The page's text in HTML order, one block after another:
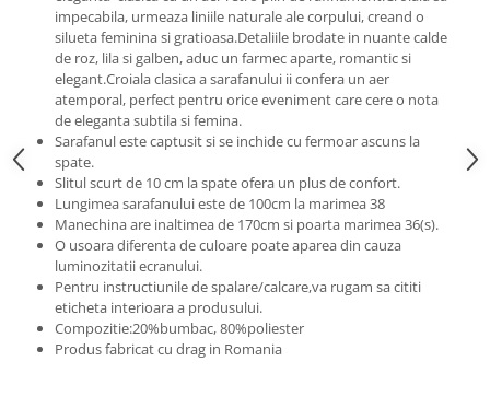
impecabila, urmeaza liniile naturale ale corpului, creand o
silueta feminina si gratioasa.Detaliile brodate in nuante calde
de roz, lila si galben, aduc un farmec aparte, romantic si
elegant.Croiala clasica a sarafanului ii confera un aer
atemporal, perfect pentru orice eveniment care cere o nota
de eleganta subtila si femina.
Sarafanul este captusit si se inchide cu fermoar ascuns la
spate.
Slitul scurt de 10 cm la spate ofera un plus de confort.
Lungimea sarafanului este de 100cm la marimea 38
Manechina are inaltimea de 170cm si poarta marimea 36(s).
O usoara diferenta de culoare poate aparea din cauza
luminozitatii ecranului.
Pentru instructiunile de spalare/calcare,va rugam sa cititi
eticheta interioara a produsului.
Compozitie:20%bumbac, 80%poliester
Produs fabricat cu drag in Romania